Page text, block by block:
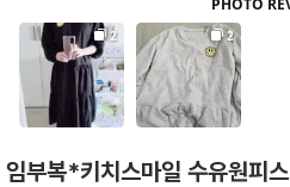
임부복*키치스마일 수유원피스